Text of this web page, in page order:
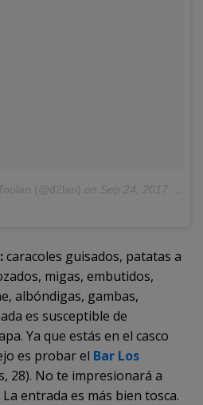
(@d2lan) on Sep 24, 2017 at 12:17pm PDT
caracoles guisados, patatas a
migas, embutidos,
albóndigas, gambas,
es susceptible de
Ya que estás en el casco
es probar el Bar Los
28). No te impresionará a
entrada es más bien tosca.